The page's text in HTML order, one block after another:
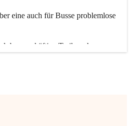
eine auch für Busse problemlose
das geschäftige Treiben der